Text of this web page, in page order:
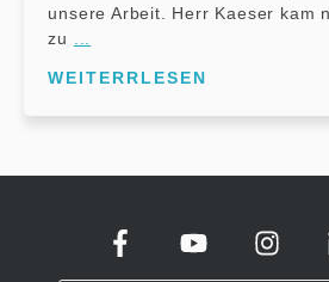
unsere Arbeit. Herr Kaeser kam
zu
WEITERRLESEN